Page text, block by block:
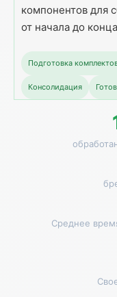
компонентов для
от начала до
Подготовка
Консолидация
Среднее